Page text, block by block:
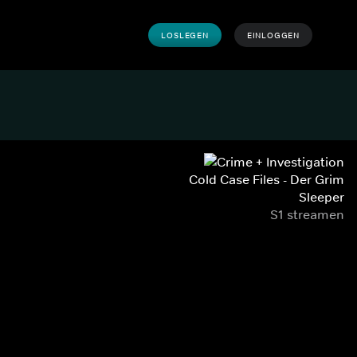
LOSLEGEN EINLOGGEN
Cold Case Files - Der Grim
Sleeper
S1 streamen